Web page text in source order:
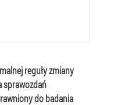
reguły zmiany
sprawozdań
do badania